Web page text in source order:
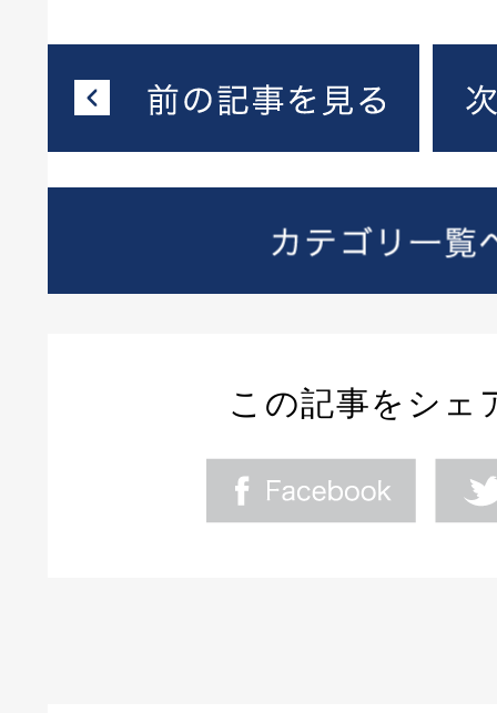
この記事をシェ